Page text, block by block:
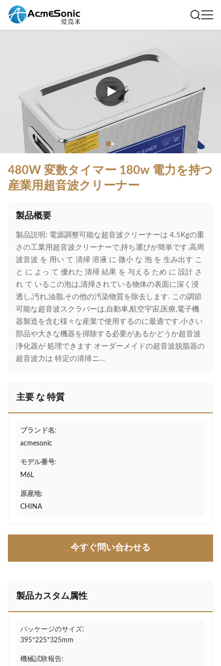
480W 変数タイマー 180w 電力を持つ
産業用超音波クリーナー
製品概要
製品説明: 電源調整可能な超音波クリーナーは 4.5Kgの重
さの工業用超音波クリーナーで,持ち運びが簡単です.高周
波音波 を 用い て 清掃 溶液 に 微小 な 泡 を 生み出す こ
と に よっ て 優れた 清掃 結果 を 与える ため に 設計 さ
れ て いるこの泡は,清掃されている物体の表面に深く浸
透し,汚れ,油脂,その他の汚染物質を除去します. この調節
可能な超音波スクラバーは,自動車,航空宇宙,医療,電子機
器製造を含む様々な産業で使用するのに最適です.小さい
部品や大きな機器を掃除する必要があるかどうか超音波
浄化器が 処理できます オーダーメイドの超音波脱脂器の
超音波力は 特定の清掃ニ...
主要 な 特質
ブランド名:
acmesonic
モデル番号:
M6L
原産地:
CHINA
今すぐ問い合わせる
製品カスタム属性
パッケージのサイズ:
395*225*325mm
機械試験報告: